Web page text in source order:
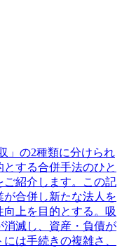
」の2種類に分けられ
する合併手法のひと
紹介します。この記
合併し新たな法人を
上を目的とする。吸
滅し、資産・負債が
は手続きの複雑さ、